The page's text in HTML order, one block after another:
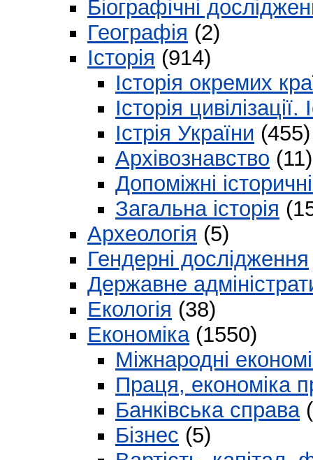
Біографічні
Географія (2)
Історія (914)
Історія окремих
Історія
Істрія України (455)
Архівознавство (11)
Допоміжні
Загальна історія
Археологія (5)
Гендерні дослідження
Державне
Екологія (38)
Економіка(1550)
Міжнародні
Праця, економіка
Банківська справа
Бізнес (5)